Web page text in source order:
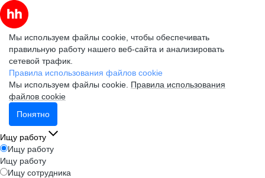
Мы используем файлы cookie, чтобы обеспечивать
правильную работу нашего веб-сайта и анализировать
сетевой трафик.
Правила использования файлов cookie
Мы используем файлы cookie. Правила использования
файлов cookie
Понятно
Ищу работу
Ищу работу
Ищу работу
Ищу сотрудника